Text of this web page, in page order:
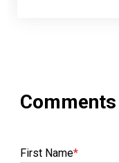
First Name*